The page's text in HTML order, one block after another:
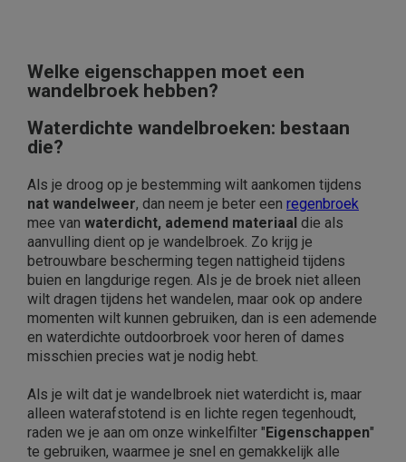
Welke eigenschappen moet een
wandelbroek hebben?
Waterdichte wandelbroeken: bestaan
die?
Als je droog op je bestemming wilt aankomen tijdens
nat wandelweer, dan neem je beter een regenbroek
mee van waterdicht, ademend materiaal die als
aanvulling dient op je wandelbroek. Zo krijg je
betrouwbare bescherming tegen nattigheid tijdens
buien en langdurige regen. Als je de broek niet alleen
wilt dragen tijdens het wandelen, maar ook op andere
momenten wilt kunnen gebruiken, dan is een ademende
en waterdichte outdoorbroek voor heren of dames
misschien precies wat je nodig hebt.
Als je wilt dat je wandelbroek niet waterdicht is, maar
alleen waterafstotend is en lichte regen tegenhoudt,
raden we je aan om onze winkelfilter "Eigenschappen"
te gebruiken, waarmee je snel en gemakkelijk alle